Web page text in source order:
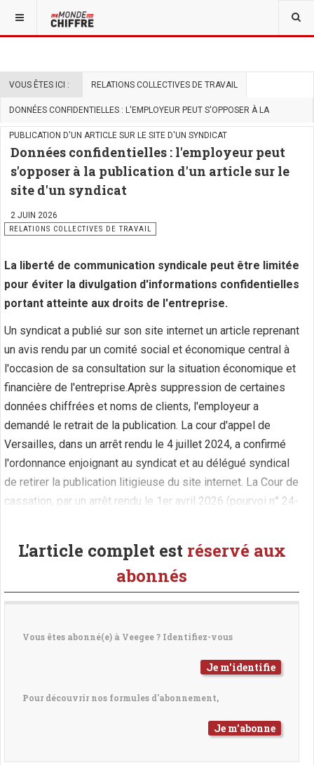
VOUS ÊTES ICI : RELATIONS COLLECTIVES DE TRAVAIL
DONNÉES CONFIDENTIELLES : L'EMPLOYEUR PEUT S'OPPOSER À LA
PUBLICATION D'UN ARTICLE SUR LE SITE D'UN SYNDICAT
Données confidentielles : l'employeur peut
s'opposer à la publication d'un article sur le
site d'un syndicat
2 JUIN 2026
RELATIONS COLLECTIVES DE TRAVAIL
La liberté de communication syndicale peut être limitée
pour éviter la divulgation d'informations confidentielles
portant atteinte aux droits de l'entreprise.
Un syndicat a publié sur son site internet un article reprenant
un avis rendu par un comité social et économique central à
l'occasion de sa consultation sur la situation économique et
financière de l'entreprise.Après suppression de certaines
données chiffrées et noms de clients, l'employeur a
demandé le retrait de la publication. La cour d'appel de
Versailles, dans un arrêt rendu le 4 juillet 2024, a confirmé
l'ordonnance enjoignant au syndicat et au délégué syndical
de retirer la publication litigieuse du site internet. La Cour de
cassation, par un arrêt rendu le 1er avril 2026 (pourvoi n° 24-
L'article complet est réservé aux
abonnés
Vous êtes abonné(e) à Veegee ? Identifiez-vous
Je m'identifie
Pour découvrir nos formules d'abonnement,
Je m'abonne